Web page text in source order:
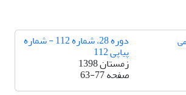
دوره 28، شماره 112 - شماره
پیاپی 112
زمستان 1398
صفحه63-77